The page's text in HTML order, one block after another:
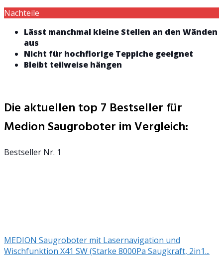
Nachteile
Lässt manchmal kleine Stellen an den Wänden
aus
Nicht für hochflorige Teppiche geeignet
Bleibt teilweise hängen
Die aktuellen top 7 Bestseller für
Medion Saugroboter im Vergleich:
Bestseller Nr. 1
MEDION Saugroboter mit Lasernavigation und
Wischfunktion X41 SW (Starke 8000Pa Saugkraft, 2in1...